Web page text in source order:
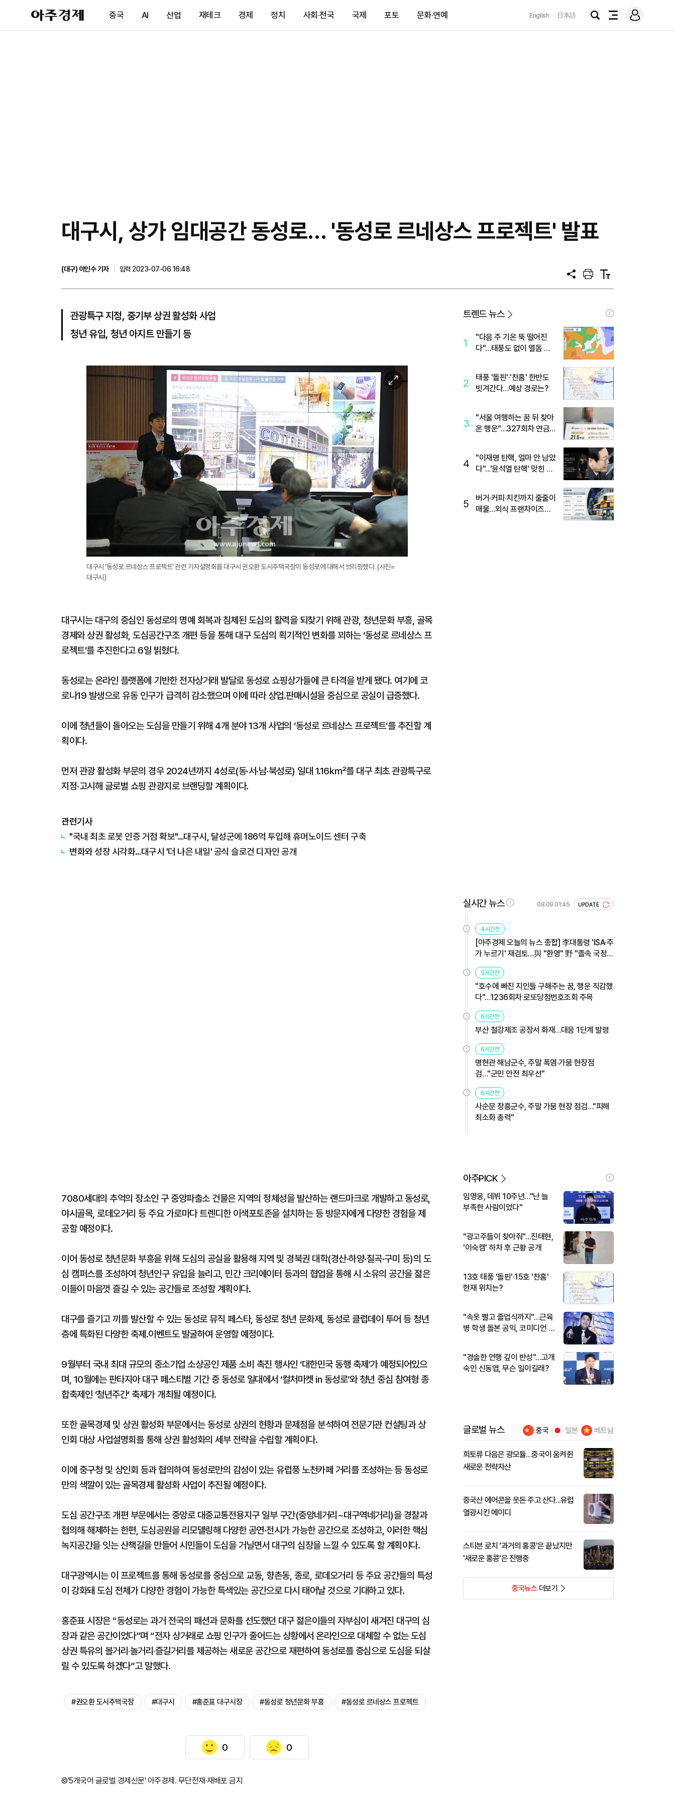
아
주
제
중국 AI 산업 재테크 경제 정치 사회·전국 국제 포토 문화·연예 English 日本語
검
전
메
그
대구시, 상가 임대공간 동성로… '동성로 르네상스 프로젝트' 발표
(대구) 이인수 기자
입력 2023-07-06 16:48
공
프
트
텍
트
관광특구 지정, 중기부 상권 활성화 사업
청년 유입, 청년 아지트 만들기 등
대구시 ‘동성로 르네상스 프로젝트’ 관련 기자설명회를 대구시 권오환 도시주택국장이 동성로에 대해서 브리핑했다. (사진=
대구시)
대구시는 대구의 중심인 동성로의 명예 회복과 침체된 도심의 활력을 되찾기 위해 관광, 청년문화 부흥, 골목
경제와 상권 활성화, 도심공간구조 개편 등을 통해 대구 도심의 획기적인 변화를 꾀하는 ‘동성로 르네상스 프
로젝트’를 추진한다고 6일 빍혔다.
동성로는 온라인 플랫폼에 기반한 전자상거래 발달로 동성로 쇼핑상가들에 큰 타격을 받게 됐다. 여기에 코
로나19 발생으로 유동 인구가 급격히 감소했으며 이에 따라 상업․판매시설을 중심으로 공실이 급증했다.
이에 청년들이 돌아오는 도심을 만들기 위해 4개 분야 13개 사업의 ‘동성로 르네상스 프로젝트’를 추진할 계
획이다.
먼저 관광 활성화 부문의 경우 2024년까지 4성로(동·서·남·북성로) 일대 1.16㎢를 대구 최초 관광특구로
지정·고시해 글로벌 쇼핑 관광지로 브랜딩할 계획이다.
관련기사
"국내 최초 로봇 인증 거점 확보"…대구시, 달성군에 186억 투입해 휴머노이드 센터 구축
변화와 성장 시각화…대구시 '더 나은 내일' 공식 슬로건 디자인 공개
7080세대의 추억의 장소인 구 중앙파출소 건물은 지역의 정체성을 발산하는 랜드마크로 개발하고 동성로,
야시골목, 로데오거리 등 주요 가로마다 트렌디한 이색포토존을 설치하는 등 방문자에게 다양한 경험을 제
공할 예정이다.
이어 동성로 청년문화 부흥을 위해 도심의 공실을 활용해 지역 및 경북권 대학(경산·하양·칠곡·구미 등)의 도
심 캠퍼스를 조성하여 청년인구 유입을 늘리고, 민간 크리에이터 등과의 협업을 통해 시 소유의 공간을 젊은
이들이 마음껏 즐길 수 있는 공간들로 조성할 계획이다.
대구를 즐기고 끼를 발산할 수 있는 동성로 뮤직 페스타, 동성로 청년 문화제, 동성로 클럽데이 투어 등 청년
층에 특화된 다양한 축제․이벤트도 발굴하여 운영할 예정이다.
9월부터 국내 최대 규모의 중소기업 소상공인 제품 소비 촉진 행사인 ‘대한민국 동행 축제’가 예정되어있으
며, 10월에는 판타지아 대구 페스티벌 기간 중 동성로 일대에서 ‘컬처마켓 in 동성로’와 청년 중심 참여형 종
합축제인 ‘청년주간’ 축제가 개최될 예정이다.
또한 골목경제 및 상권 활성화 부문에서는 동성로 상권의 현황과 문제점을 분석하여 전문기관 컨설팅과 상
인회 대상 사업설명회를 통해 상권 활성화의 세부 전략을 수립할 계획이다.
이에 중구청 및 상인회 등과 협의하여 동성로만의 감성이 있는 유럽풍 노천카페 거리를 조성하는 등 동성로
만의 색깔이 있는 골목경제 활성화 사업이 추진될 예정이다.
도심 공간구조 개편 부문에서는 중앙로 대중교통전용지구 일부 구간(중앙네거리~대구역네거리)을 경찰과
협의해 해제하는 한편, 도심공원을 리모델링해 다양한 공연·전시가 가능한 공간으로 조성하고, 이러한 핵심
녹지공간을 잇는 산책길을 만들어 시민들이 도심을 거닐면서 대구의 심장을 느낄 수 있도록 할 계획이다.
대구광역시는 이 프로젝트를 통해 동성로를 중심으로 교동, 향촌동, 종로, 로데오거리 등 주요 공간들의 특성
이 강화돼 도심 전체가 다양한 경험이 가능한 특색있는 공간으로 다시 태어날 것으로 기대하고 있다.
홍준표 시장은 “동성로는 과거 전국의 패션과 문화를 선도했던 대구 젊은이들의 자부심이 새겨진 대구의 심
장과 같은 공간이었다”며 “전자 상거래로 쇼핑 인구가 줄어드는 상황에서 온라인으로 대체할 수 없는 도심
상권 특유의 볼거리‧놀거리‧즐길거리를 제공하는 새로운 공간으로 재편하여 동성로를 중심으로 도심을 되살
릴 수 있도록 하겠다”고 말했다.
#권오환 도시주택국장 #대구시 #홍준표 대구시장 #동성로 청년문화 부흥 #동성로 르네상스 프로젝트
0 0
©'5개국어 글로벌 경제신문' 아주경제. 무단전재·재배포 금지
트렌드 뉴스
1
"다음 주 기온 뚝 떨어진
다"…태풍도 없이 열돔 박
2
태풍 '돌핀'·'찬홈' 한반도
빗겨간다…예상 경로는?
3
"서울 여행하는 꿈 뒤 찾아
온 행운"…327회차 연금
4
"이재명 탄핵, 얼마 안 남았
다"...'윤석열 탄핵' 맞힌 무
5
버거·커피·치킨까지 줄줄이
매물…외식 프랜차이즈
실시간 뉴스 08.09 01:45 UPDATE
4시간전
[아주경제 오늘의 뉴스 종합] 李대통령 'ISA·주
가 누르기' 재검토…與 "환영" 野 "졸속 국정"
外
5시간전
"호수에 빠진 지인들 구해주는 꿈, 행운 직감했
다"…1236회차 로또당첨번호조회 주목
6시간전
부산 철강제조 공장서 화재…대응 1단계 발령
6시간전
명현관 해남군수, 주말 폭염·가뭄 현장점
검…"군민 안전 최우선"
6시간전
사순문 장흥군수, 주말 가뭄 현장 점검…"피해
최소화 총력"
아주PICK
임영웅, 데뷔 10주년…"난 늘
부족한 사람이었다"
"광고주들이 찾아줘"…진태현,
'이숙캠' 하차 후 근황 공개
13호 태풍 '돌핀'·15호 '찬홈'
현재 위치는?
"속옷 빨고 졸업식까지"…근육
병 학생 돌본 공익, 코미디언 김
"경솔한 언행 깊이 반성"…고개
숙인 신동엽, 무슨 일이길래?
글로벌 뉴스 중국 일본 베트남
희토류 다음은 광모듈…중국이 움켜쥔
새로운 전략자산
중국산 에어콘을 웃돈 주고 산다...유럽
열광시킨 메이디
스티븐 로치 '과거의 홍콩'은 끝났지만
'새로운 홍콩'은 진행중
중국뉴스더보기